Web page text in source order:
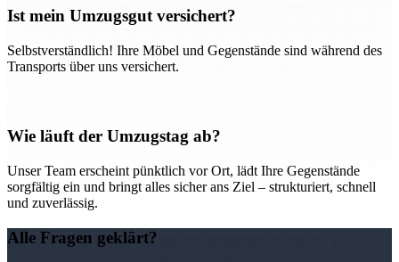
Ist mein Umzugsgut versichert?
Selbstverständlich! Ihre Möbel und Gegenstände sind während des
Transports über uns versichert.
Wie läuft der Umzugstag ab?
Unser Team erscheint pünktlich vor Ort, lädt Ihre Gegenstände
sorgfältig ein und bringt alles sicher ans Ziel – strukturiert, schnell
und zuverlässig.
Alle Fragen geklärt?